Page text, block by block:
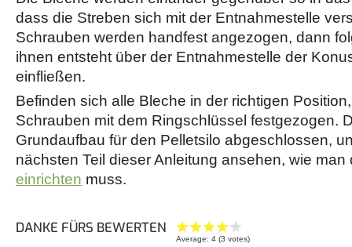
dass die Streben sich mit der Entnahmestelle
Schrauben werden handfest angezogen, dann
ihnen entsteht über der Entnahmestelle der
einfließen.
Befinden sich alle Bleche in der richtigen
Schrauben mit dem Ringschlüssel festgezogen.
Grundaufbau für den Pelletsilo abgeschlossen,
nächsten Teil dieser Anleitung ansehen, wie
einrichten muss.
DANKE FÜRS BEWERTEN
Average:4 (3 votes)